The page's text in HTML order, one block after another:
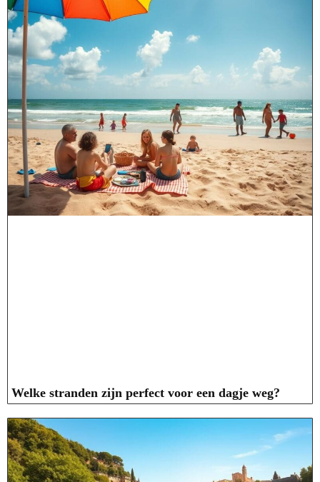
Welke stranden zijn perfect voor een dagje weg?